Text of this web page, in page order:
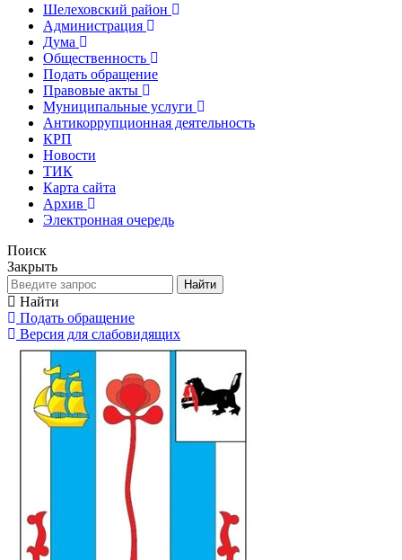
Шелеховский район
Администрация
Дума
Общественность
Подать обращение
Правовые акты
Муниципальные услуги
Антикоррупционная деятельность
КРП
Новости
ТИК
Карта сайта
Архив
Электронная очередь
Поиск
Закрыть
Найти
Найти
Подать обращение
Версия для слабовидящих